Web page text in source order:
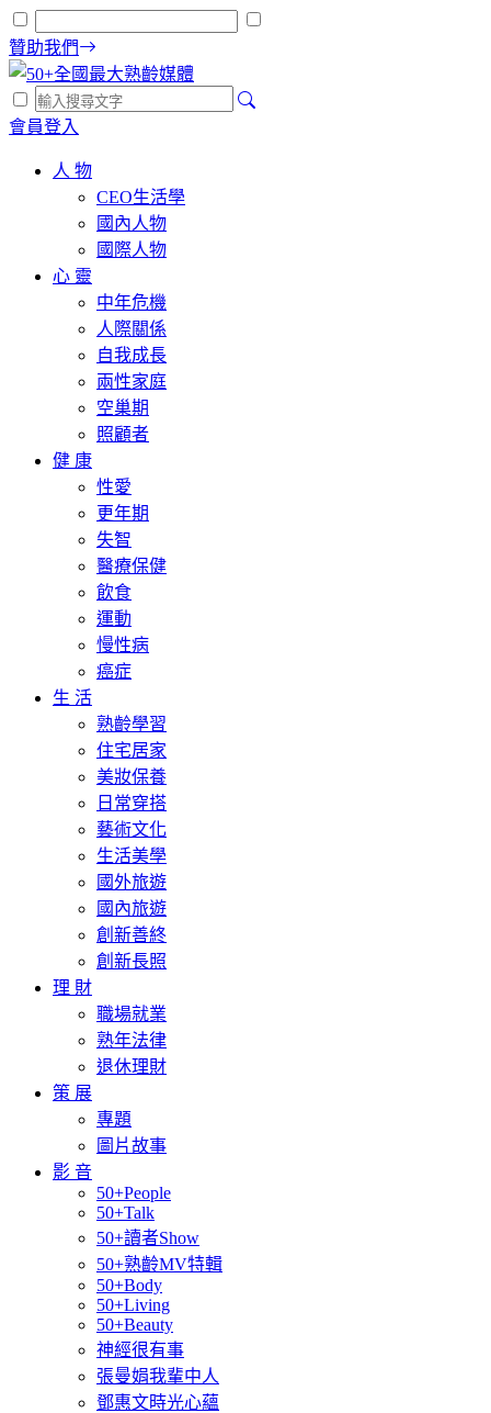
贊助我們
會員登入
人 物
CEO生活學
國內人物
國際人物
心 靈
中年危機
人際關係
自我成長
兩性家庭
空巢期
照顧者
健 康
性愛
更年期
失智
醫療保健
飲食
運動
慢性病
癌症
生 活
熟齡學習
住宅居家
美妝保養
日常穿搭
藝術文化
生活美學
國外旅遊
國內旅遊
創新善終
創新長照
理 財
職場就業
熟年法律
退休理財
策 展
專題
圖片故事
影 音
50+People
50+Talk
50+讀者Show
50+熟齡MV特輯
50+Body
50+Living
50+Beauty
神經很有事
張曼娟我輩中人
鄧惠文時光心蘊